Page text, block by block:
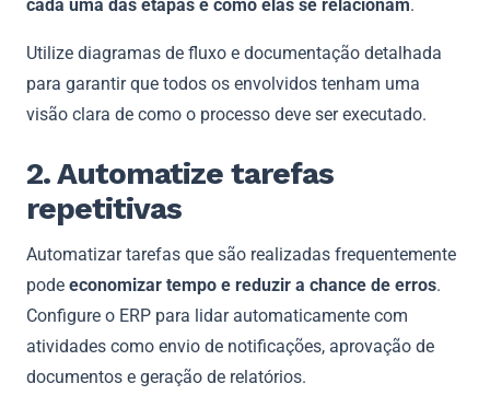
cada uma das etapas e como elas se relacionam.
Utilize diagramas de fluxo e documentação detalhada
para garantir que todos os envolvidos tenham uma
visão clara de como o processo deve ser executado.
2. Automatize tarefas
repetitivas
Automatizar tarefas que são realizadas frequentemente
pode economizar tempo e reduzir a chance de erros.
Configure o ERP para lidar automaticamente com
atividades como envio de notificações, aprovação de
documentos e geração de relatórios.